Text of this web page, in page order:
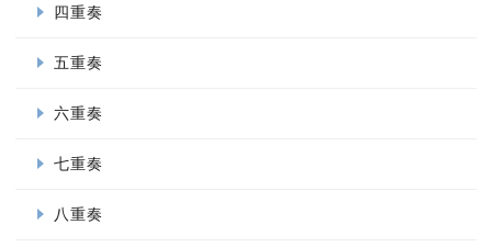
四重奏
五重奏
六重奏
七重奏
八重奏